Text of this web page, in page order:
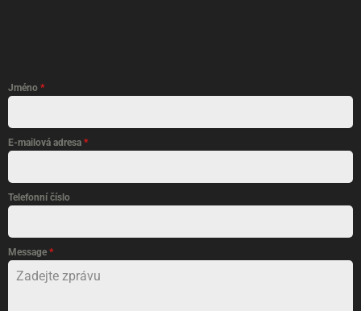
Jméno *
E-mailová adresa *
Telefonní číslo
Message *